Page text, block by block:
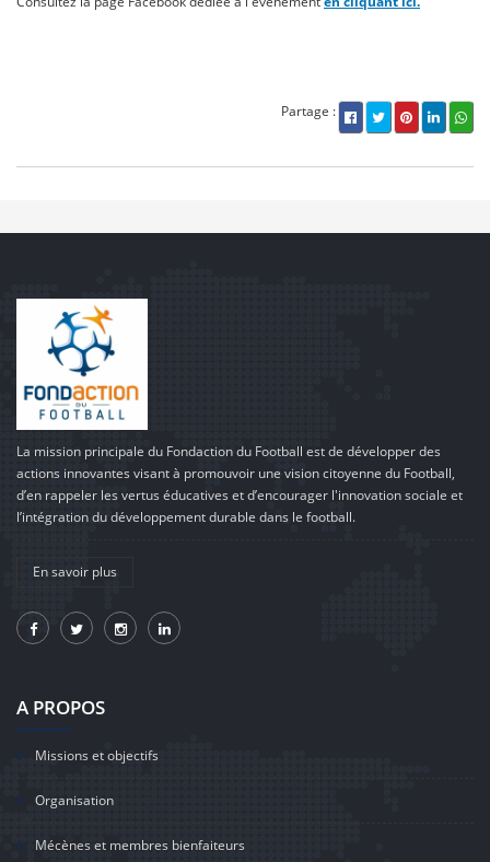
Partage :
La mission principale du Fondaction du Football est de développer des
actions innovantes visant à promouvoir une vision citoyenne du Football,
d’en rappeler les vertus éducatives et d’encourager l'innovation sociale et
l’intégration du développement durable dans le football.
En savoir plus
A PROPOS
Missions et objectifs
Organisation
Mécènes et membres bienfaiteurs